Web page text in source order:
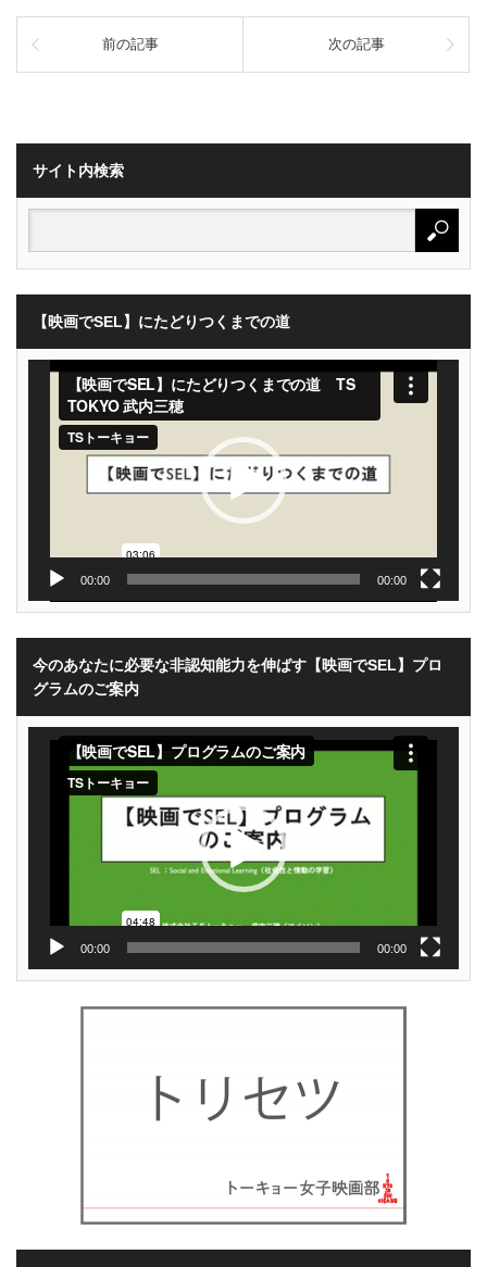
前の記事 次の記事
サイト内検索
【映画でSEL】にたどりつくまでの道
動
00:00 00:00
今のあなたに必要な非認知能力を伸ばす【映画でSEL】プロ
グラムのご案内
00:00 00:00